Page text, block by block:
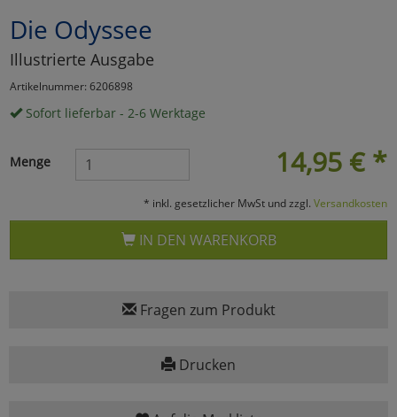
Die Odyssee
Illustrierte Ausgabe
Artikelnummer: 6206898
Sofort lieferbar - 2-6 Werktage
14,95 € *
Menge
* inkl. gesetzlicher MwSt und zzgl. Versandkosten
IN DEN WARENKORB
Fragen zum Produkt
Drucken
Marketing
Umfragetools
Cookies
Alle Akzeptieren
Cookies
zurückzu Haupptseite